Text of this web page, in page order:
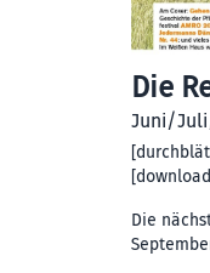
Die
Juni/
[
[
Die